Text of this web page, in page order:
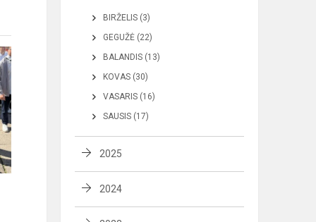
BIRŽELIS (3)
GEGUŽĖ (22)
BALANDIS (13)
KOVAS (30)
VASARIS (16)
SAUSIS (17)
2025
2024